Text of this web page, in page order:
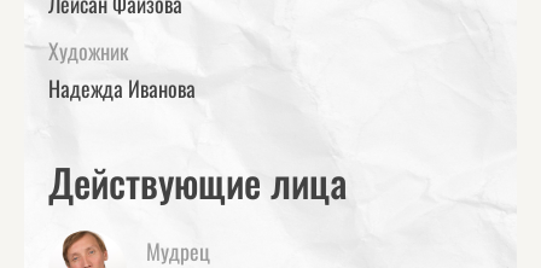
Художник
Надежда Иванова
Действующие лица
Мудрец